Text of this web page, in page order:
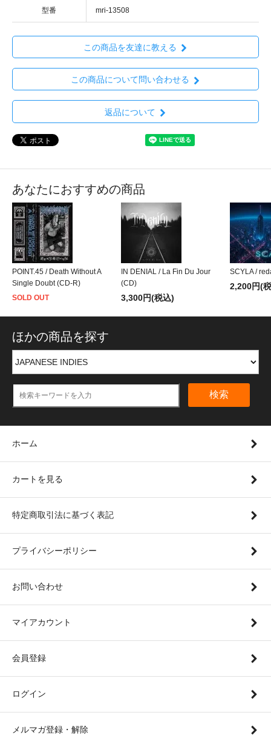
型番 mri-13508
この商品を友達に教える
この商品について問い合わせる
返品について
あなたにおすすめの商品
POINT.45 / Death Without A
Single Doubt (CD-R)
SOLD OUT
IN DENIAL / La Fin Du Jour
(CD)
3,300円(税込)
SCYLA /
2,200円(
ほかの商品を探す
検索
ホーム
カートを見る
特定商取引法に基づく表記
プライバシーポリシー
お問い合わせ
マイアカウント
会員登録
ログイン
メルマガ登録・解除